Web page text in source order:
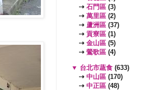
⇢ 石門區 (3)
⇢ 萬里區 (2)
⇢ 蘆洲區 (37)
⇢ 貢寮區 (1)
⇢ 金山區 (5)
⇢ 鶯歌區 (4)
▼ 台北市蔬食 (633)
⇢ 中山區 (170)
⇢ 中正區 (48)